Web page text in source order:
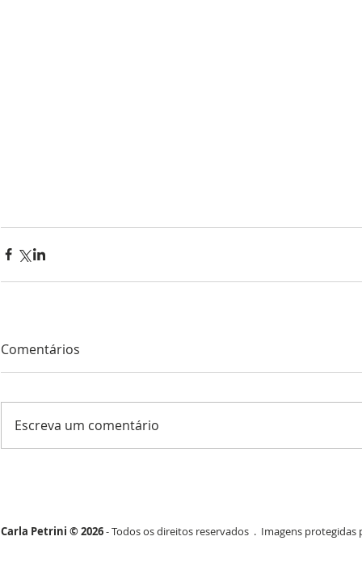
Comentários
Escreva um comentário
Carla Petrini © 2026- Todos os direitos reservados . Imagens